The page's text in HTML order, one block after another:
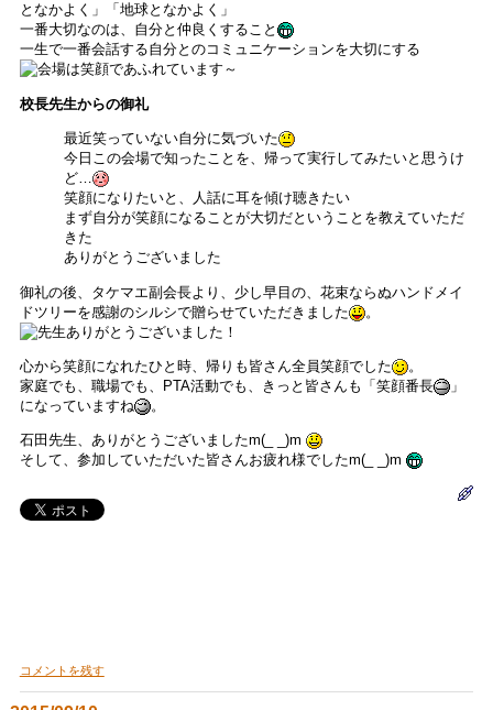
となかよく」「地球となかよく」
一番大切なのは、自分と仲良くすること
一生で一番会話する自分とのコミュニケーションを大切にする
校長先生からの御礼
最近笑っていない自分に気づいた
今日この会場で知ったことを、帰って実行してみたいと思うけ
ど…
笑顔になりたいと、人話に耳を傾け聴きたい
まず自分が笑顔になることが大切だということを教えていただ
きた
ありがとうございました
御礼の後、タケマエ副会長より、少し早目の、花束ならぬハンドメイ
ドツリーを感謝のシルシで贈らせていただきました
。
心から笑顔になれたひと時、帰りも皆さん全員笑顔でした
。
家庭でも、職場でも、PTA活動でも、きっと皆さんも「笑顔番長
」
になっていますね
。
石田先生、ありがとうございましたm(_ _)m
そして、参加していただいた皆さんお疲れ様でしたm(_ _)m
コメントを残す